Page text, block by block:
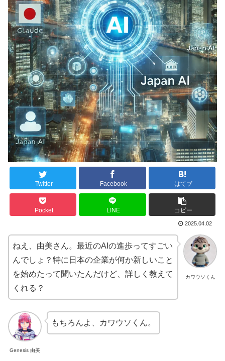
Twitter Facebook はてブ
Pocket LINE コピー
2025.04.02
カワウソくん
ねえ、由美さん。最近のAIの進歩ってすごい
んでしょ？特に日本の企業が何か新しいこと
を始めたって聞いたんだけど、詳しく教えて
くれる？
Genesis 由美
もちろんよ、カワウソくん。